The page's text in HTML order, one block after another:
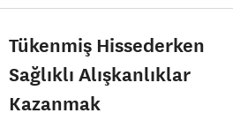
Tükenmiş Hissederken
Sağlıklı Alışkanlıklar
Kazanmak